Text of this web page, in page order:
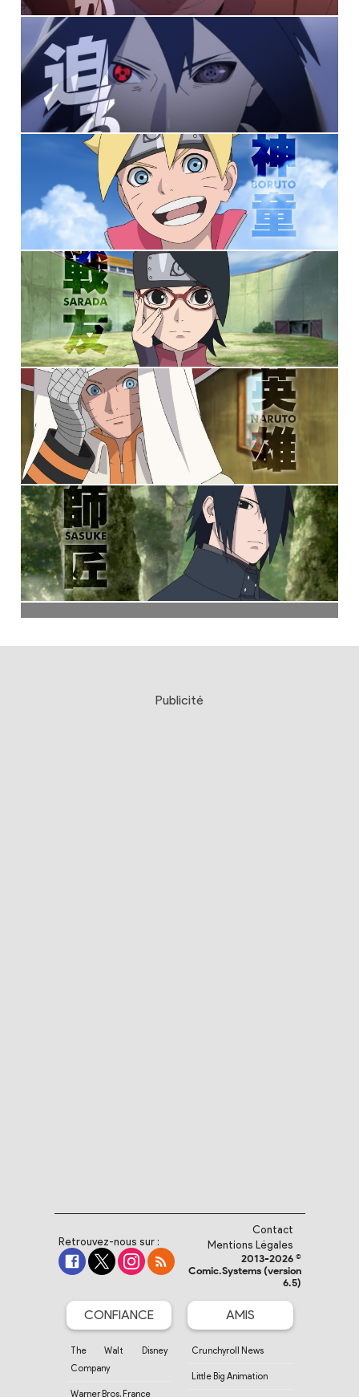
Publicité
Retrouvez-nous sur :
Contact
Mentions Légales
2013-2026 ©
Comic.Systems (version
6.5)
CONFIANCE
The Walt Disney
Company
Warner Bros. France
AMIS
Crunchyroll News
Little Big Animation